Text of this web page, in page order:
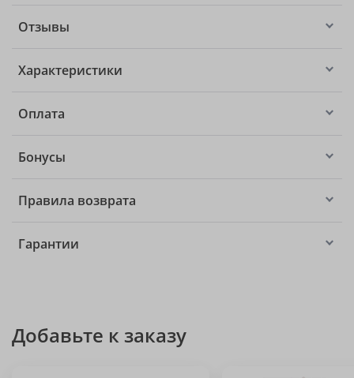
Отзывы
Характеристики
Оплата
Бонусы
Правила возврата
Гарантии
Добавьте к заказу